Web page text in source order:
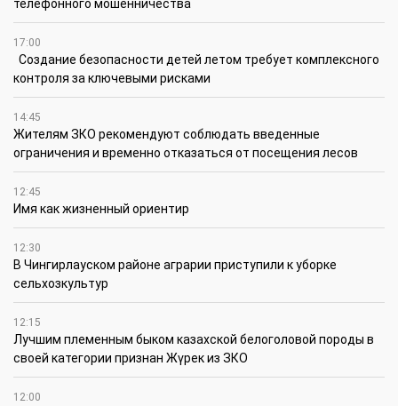
телефонного мошенничества
17:00
Создание безопасности детей летом требует комплексного
контроля за ключевыми рисками
14:45
Жителям ЗКО рекомендуют соблюдать введенные
ограничения и временно отказаться от посещения лесов
12:45
Имя как жизненный ориентир
12:30
В Чингирлауском районе аграрии приступили к уборке
сельхозкультур
12:15
Лучшим племенным быком казахской белоголовой породы в
своей категории признан Жүрек из ЗКО
12:00